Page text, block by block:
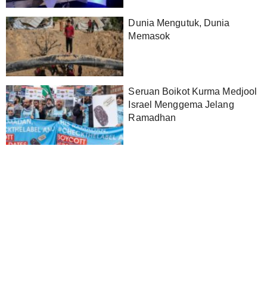
Dunia Mengutuk, Dunia
Memasok
Seruan Boikot Kurma Medjool
Israel Menggema Jelang
Ramadhan